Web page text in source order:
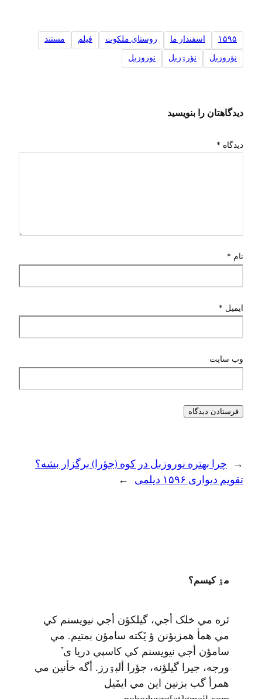
۱۵۹۵ اسفندار ما روستای ملکوت فیلم مستند
نؤروزبل نؤرۊزبل نوروزبل
دیدگاهتان را بنویسید
دیدگاه *
نام *
ایمیل *
وب‌ سایت
←
چرا بهتره نوروزبل در کوه (جؤرا) برگزار بشه؟
تقویم دیواری ۱۵۹۶ دیلمی
→
مۊ کيسم؟
ئره مي خلک أجي، گيلکؤن أجي نيويسنم کي
مي همأ همزبؤنن ؤ يٚکته سامؤن بمتيم. مي
سامؤن أجي نيويسنم کي کاسپي دريا ی ٚ
ورجه، جيرا گيلؤنه، جؤرا ألبۊرز. أگه خأنين مي
همرأ گب بزنين اين مي ايمٚیل‌ ‌